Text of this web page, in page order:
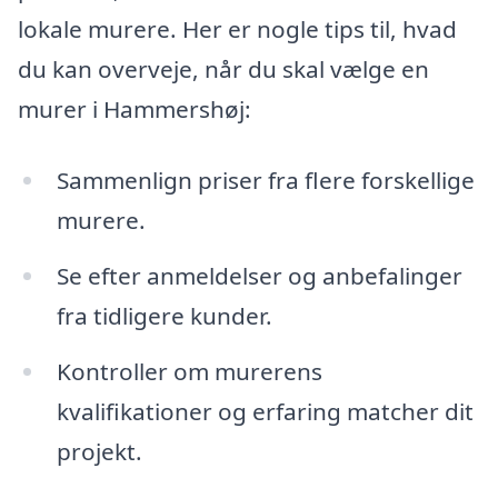
lokale murere. Her er nogle tips til, hvad
du kan overveje, når du skal vælge en
murer i Hammershøj:
Sammenlign priser fra flere forskellige
murere.
Se efter anmeldelser og anbefalinger
fra tidligere kunder.
Kontroller om murerens
kvalifikationer og erfaring matcher dit
projekt.